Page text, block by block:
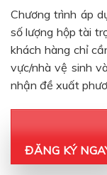
Chương trình áp
số lượng hộp tài
khách hàng chỉ
vực/nhà vệ sinh
nhận đề xuất
ĐĂNG KÝ